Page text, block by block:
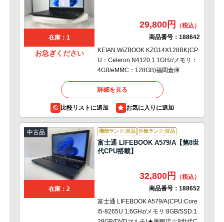
在庫：1
お急ぎください
29,800円
商品番号： 188642
KEIAN WiZBOOK KZG14X128BK(CP
U：Celeron N4120 1.1GHz/メモリ：
4GB/eMMC：128GB)福岡倉庫
詳細を見る
比較リストに追加
中古品
在庫：2
機能ランク:並品 外観ランク:並品
富士通 LIFEBOOK A579/A【第8世
代CPU搭載】
32,800円
商品番号： 188652
富士通 LIFEBOOK A579/A(CPU:Core
i5-8265U 1.6GHz/メモリ:8GB/SSD:1